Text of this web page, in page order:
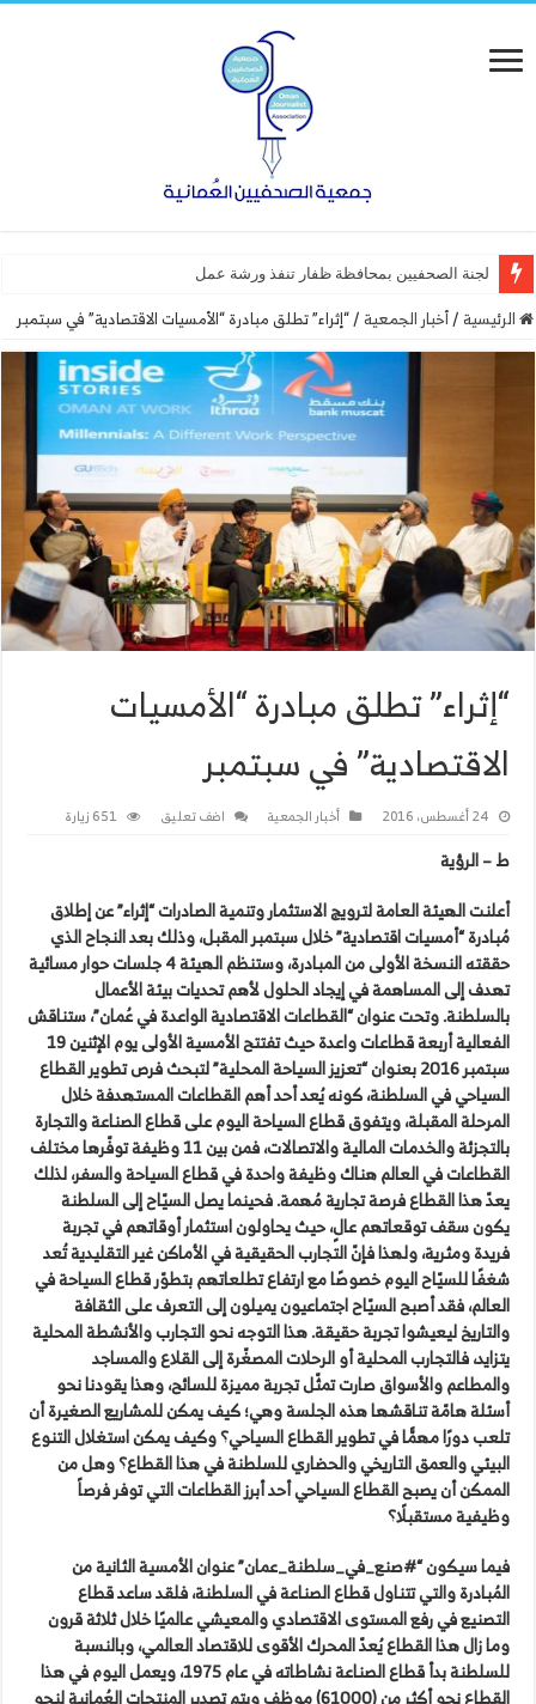
لجنة الصحفيين بمحافظة ظفار تنفذ ورشة عمل “أساسيات التصميم”
الرئيسية /أخبار الجمعية /“إثراء” تطلق مبادرة “الأمسيات الاقتصادية” في سبتمبر
“إثراء” تطلق مبادرة “الأمسيات
الاقتصادية” في سبتمبر
24 أغسطس، 2016 أخبار الجمعية اضف تعليق 651 زيارة
ط – الرؤية
أعلنت الهيئة العامة لترويج الاستثمار وتنمية الصادرات “إثراء” عن إطلاق
مُبادرة “أمسيات اقتصادية” خلال سبتمبر المقبل، وذلك بعد النجاح الذي
حققته النسخة الأولى من المبادرة، وستنظم الهيئة 4 جلسات حوار مسائية
تهدف إلى المساهمة في إيجاد الحلول لأهم تحديات بيئة الأعمال
بالسلطنة. وتحت عنوان “القطاعات الاقتصادية الواعدة في عُمان”، ستناقش
الفعالية أربعة قطاعات واعدة حيث تفتتح الأمسية الأولى يوم الإثنين 19
سبتمبر 2016 بعنوان “تعزيز السياحة المحلية” لتبحث فرص تطوير القطاع
السياحي في السلطنة، كونه يُعد أحد أهم القطاعات المستهدفة خلال
المرحلة المقبلة، ويتفوق قطاع السياحة اليوم على قطاع الصناعة والتجارة
بالتجزئة والخدمات المالية والاتصالات، فمن بين 11 وظيفة توفّرها مختلف
القطاعات في العالم هناك وظيفة واحدة في قطاع السياحة والسفر، لذلك
يعدّ هذا القطاع فرصة تجارية مُهمة. فحينما يصل السيّاح إلى السلطنة
يكون سقف توقعاتهم عالٍ، حيث يحاولون استثمار أوقاتهم في تجربة
فريدة ومثرية، ولهذا فإنّ التجارب الحقيقية في الأماكن غير التقليدية تُعد
شغفًا للسيّاح اليوم خصوصًا مع ارتفاع تطلعاتهم بتطوّر قطاع السياحة في
العالم، فقد أصبح السيّاح اجتماعيون يميلون إلى التعرف على الثقافة
والتاريخ ليعيشوا تجربة حقيقة. هذا التوجه نحو التجارب والأنشطة المحلية
يتزايد، فالتجارب المحلية أو الرحلات المصغّرة إلى القلاع والمساجد
والمطاعم والأسواق صارت تمثّل تجربة مميزة للسائح، وهذا يقودنا نحو
أسئلة هامّة تناقشها هذه الجلسة وهي؛ كيف يمكن للمشاريع الصغيرة أن
تلعب دورًا مهمًّا في تطوير القطاع السياحي؟ وكيف يمكن استغلال التنوع
البيئي والعمق التاريخي والحضاري للسلطنة في هذا القطاع؟ وهل من
الممكن أن يصبح القطاع السياحي أحد أبرز القطاعات التي توفر فرصاً
وظيفية مستقبلًا؟
فيما سيكون “#صنع_في_سلطنة_عمان” عنوان الأمسية الثانية من
المُبادرة والتي تتناول قطاع الصناعة في السلطنة، فلقد ساعد قطاع
التصنيع في رفع المستوى الاقتصادي والمعيشي عالميًا خلال ثلاثة قرون
وما زال هذا القطاع يُعدّ المحرك الأقوى للاقتصاد العالمي، وبالنسبة
للسلطنة بدأ قطاع الصناعة نشاطاته في عام 1975، ويعمل اليوم في هذا
القطاع نحو أكثر من (61000) موظف ويتم تصدير المنتجات العُمانية لنحو